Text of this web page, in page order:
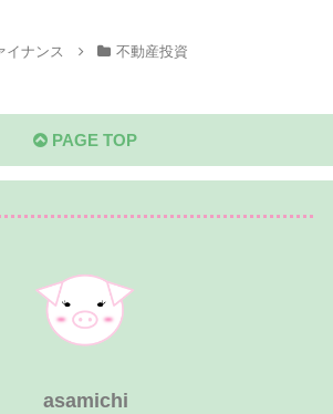
イナンス 不動産投資
PAGE TOP
asamichi